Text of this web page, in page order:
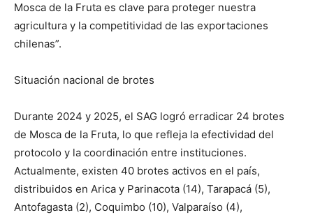
Mosca de la Fruta es clave para proteger nuestra
agricultura y la competitividad de las exportaciones
chilenas”.
Situación nacional de brotes
Durante 2024 y 2025, el SAG logró erradicar 24 brotes
de Mosca de la Fruta, lo que refleja la efectividad del
protocolo y la coordinación entre instituciones.
Actualmente, existen 40 brotes activos en el país,
distribuidos en Arica y Parinacota (14), Tarapacá (5),
Antofagasta (2), Coquimbo (10), Valparaíso (4),